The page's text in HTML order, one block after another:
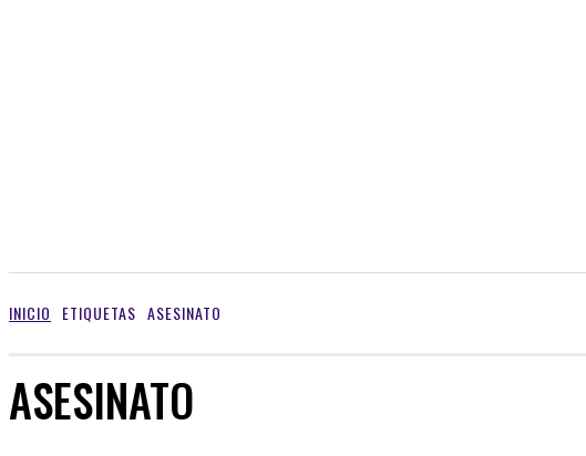
INICIO ETIQUETAS ASESINATO
ASESINATO